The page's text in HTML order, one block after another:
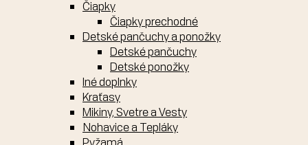
Čiapky
Čiapky prechodné
Detské pančuchy a ponožky
Detské pančuchy
Detské ponožky
Iné doplnky
Kraťasy
Mikiny, Svetre a Vesty
Nohavice a Tepláky